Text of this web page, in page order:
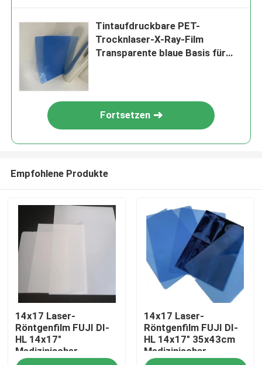
Startseite
Tintaufdruckbare PET-
Trocknlaser-X-Ray-Film
Transparente blaue Basis für
Fortsetzen
Empfohlene Produkte
14x17 Laser-
Röntgenfilm FUJI DI-
HL 14x17"
Medizinischer
14x17 Laser-
Röntgenfilm FUJI DI-
HL 14x17" 35x43cm
Medizinischer